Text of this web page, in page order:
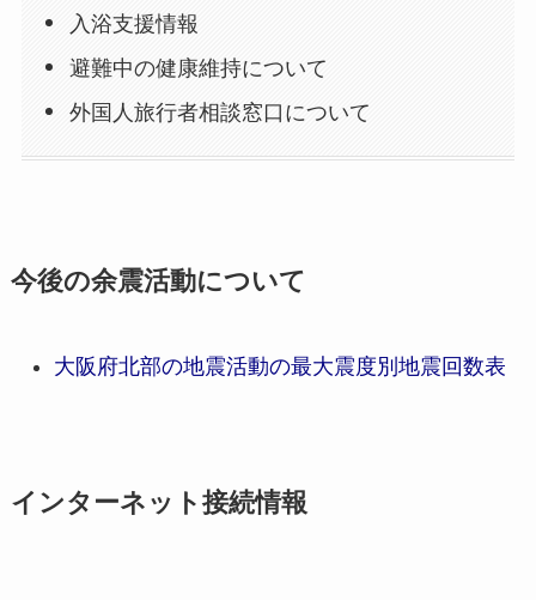
入浴支援情報
避難中の健康維持について
外国人旅行者相談窓口について
今後の余震活動について
大阪府北部の地震活動の最大震度別地震回数表
インターネット接続情報